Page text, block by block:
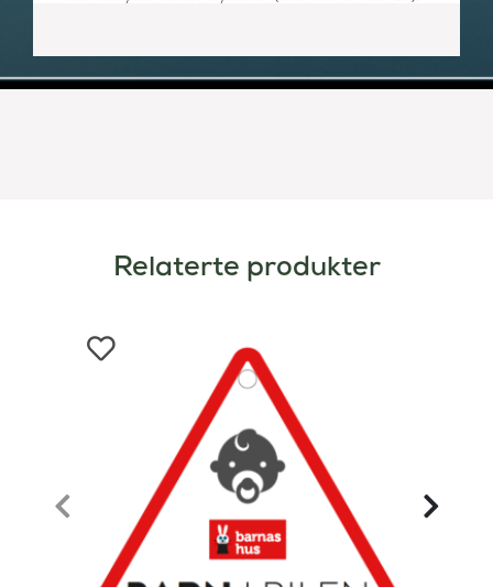
– Vaskeanvisning: Håndvask eller maskinvask på 30
grader.
Relaterte produkter